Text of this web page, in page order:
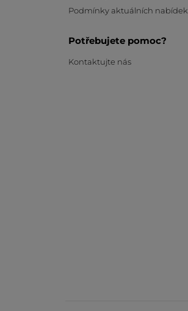
Podmínky aktuálních nabídek
Potřebujete pomoc?
Kontaktujte nás